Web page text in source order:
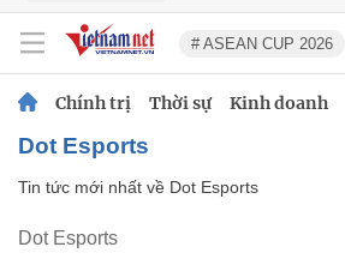
# ASEAN CUP 2026
Chính trị Thời sự Kinh doanh
Dot Esports
Tin tức mới nhất về Dot Esports
Dot Esports